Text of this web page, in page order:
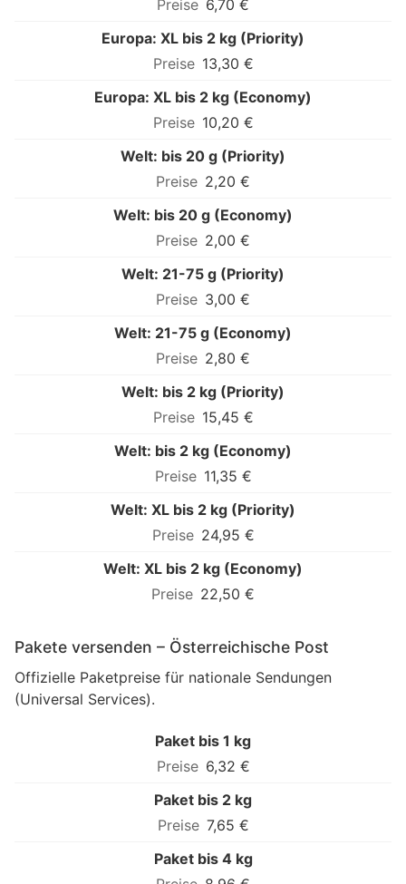
6,70 €
Europa: XL bis 2 kg (Priority)
13,30 €
Europa: XL bis 2 kg (Economy)
10,20 €
Welt: bis 20 g (Priority)
2,20 €
Welt: bis 20 g (Economy)
2,00 €
Welt: 21-75 g (Priority)
3,00 €
Welt: 21-75 g (Economy)
2,80 €
Welt: bis 2 kg (Priority)
15,45 €
Welt: bis 2 kg (Economy)
11,35 €
Welt: XL bis 2 kg (Priority)
24,95 €
Welt: XL bis 2 kg (Economy)
22,50 €
Pakete versenden – Österreichische Post
Offizielle Paketpreise für nationale Sendungen
(Universal Services).
Paket bis 1 kg
6,32 €
Paket bis 2 kg
7,65 €
Paket bis 4 kg